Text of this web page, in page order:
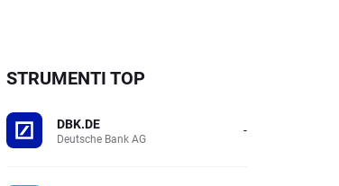
STRUMENTI TOP
DBK.DE
Deutsche Bank AG -